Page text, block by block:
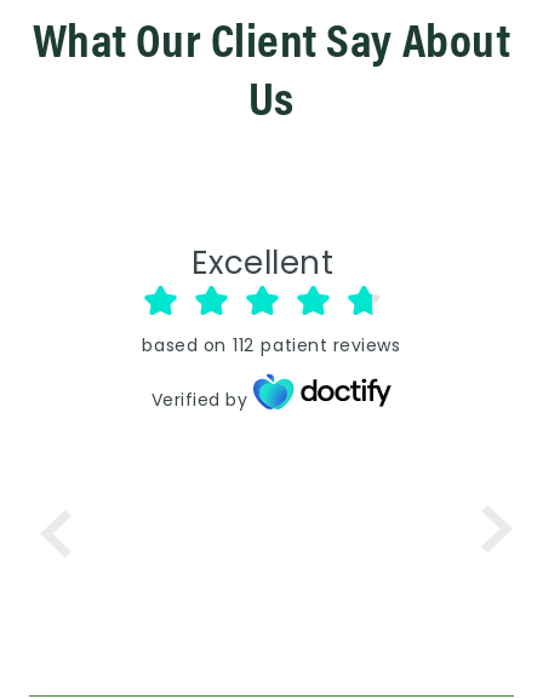
What Our Client Say About
Us
Excellent
based on 112 patient reviews
Verified by